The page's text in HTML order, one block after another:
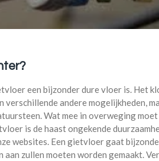
een bijzonder dure vloer is. Het
andere mogelijkheden,
Wat mee in overweging moet
is de haast ongekende
websites. Een gietvloer gaat
aan zullen moeten worden gemaakt.